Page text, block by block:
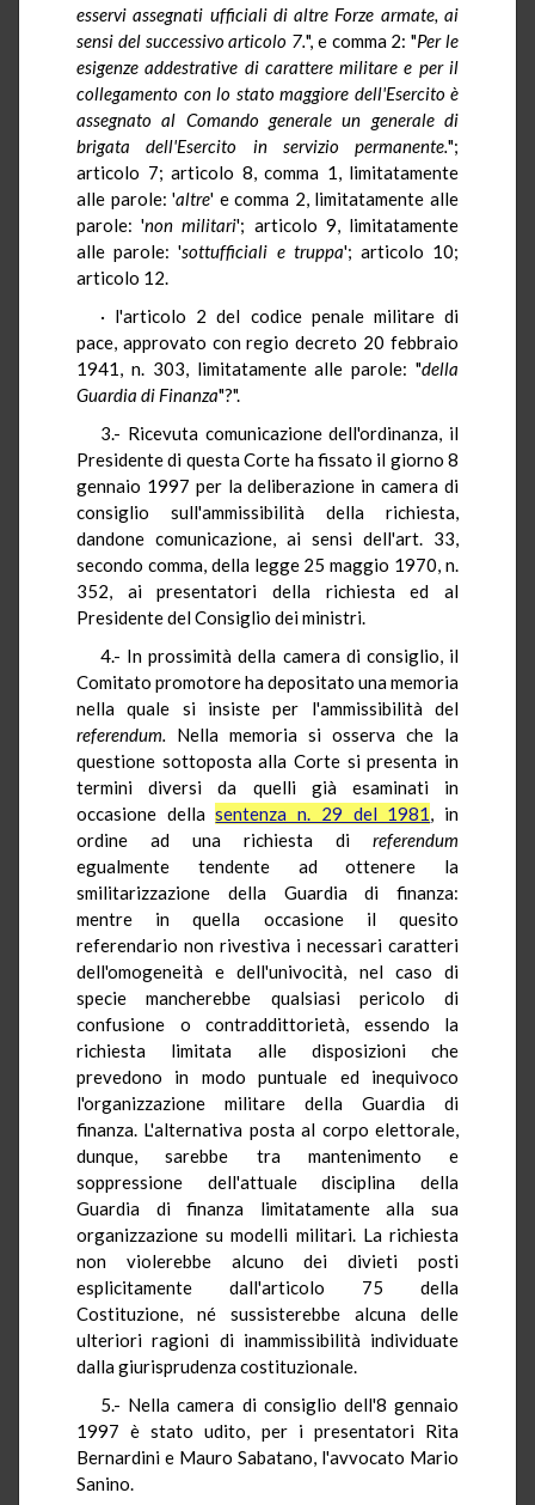
esservi assegnati ufficiali di altre Forze armate, ai
sensi del successivo articolo 7.", e comma 2: "Per le
esigenze addestrative di carattere militare e per il
collegamento con lo stato maggiore dell'Esercito è
assegnato al Comando generale un generale di
brigata dell'Esercito in servizio permanente.";
articolo 7; articolo 8, comma 1, limitatamente
alle parole: 'altre' e comma 2, limitatamente alle
parole: 'non militari'; articolo 9, limitatamente
alle parole: 'sottufficiali e truppa'; articolo 10;
articolo 12.
· l'articolo 2 del codice penale militare di
pace, approvato con regio decreto 20 febbraio
1941, n. 303, limitatamente alle parole: "della
Guardia di Finanza"?".
3.- Ricevuta comunicazione dell'ordinanza, il
Presidente di questa Corte ha fissato il giorno 8
gennaio 1997 per la deliberazione in camera di
consiglio sull'ammissibilità della richiesta,
dandone comunicazione, ai sensi dell'art. 33,
secondo comma, della legge 25 maggio 1970, n.
352, ai presentatori della richiesta ed al
Presidente del Consiglio dei ministri.
4.- In prossimità della camera di consiglio, il
Comitato promotore ha depositato una memoria
nella quale si insiste per l'ammissibilità del
referendum. Nella memoria si osserva che la
questione sottoposta alla Corte si presenta in
termini diversi da quelli già esaminati in
occasione dellasentenza n. 29 del 1981, in
ordine ad una richiesta di referendum
egualmente tendente ad ottenere la
smilitarizzazione della Guardia di finanza:
mentre in quella occasione il quesito
referendario non rivestiva i necessari caratteri
dell'omogeneità e dell'univocità, nel caso di
specie mancherebbe qualsiasi pericolo di
confusione o contraddittorietà, essendo la
richiesta limitata alle disposizioni che
prevedono in modo puntuale ed inequivoco
l'organizzazione militare della Guardia di
finanza. L'alternativa posta al corpo elettorale,
dunque, sarebbe tra mantenimento e
soppressione dell'attuale disciplina della
Guardia di finanza limitatamente alla sua
organizzazione su modelli militari. La richiesta
non violerebbe alcuno dei divieti posti
esplicitamente dall'articolo 75 della
Costituzione, né sussisterebbe alcuna delle
ulteriori ragioni di inammissibilità individuate
dalla giurisprudenza costituzionale.
5.- Nella camera di consiglio dell'8 gennaio
1997 è stato udito, per i presentatori Rita
Bernardini e Mauro Sabatano, l'avvocato Mario
Sanino.